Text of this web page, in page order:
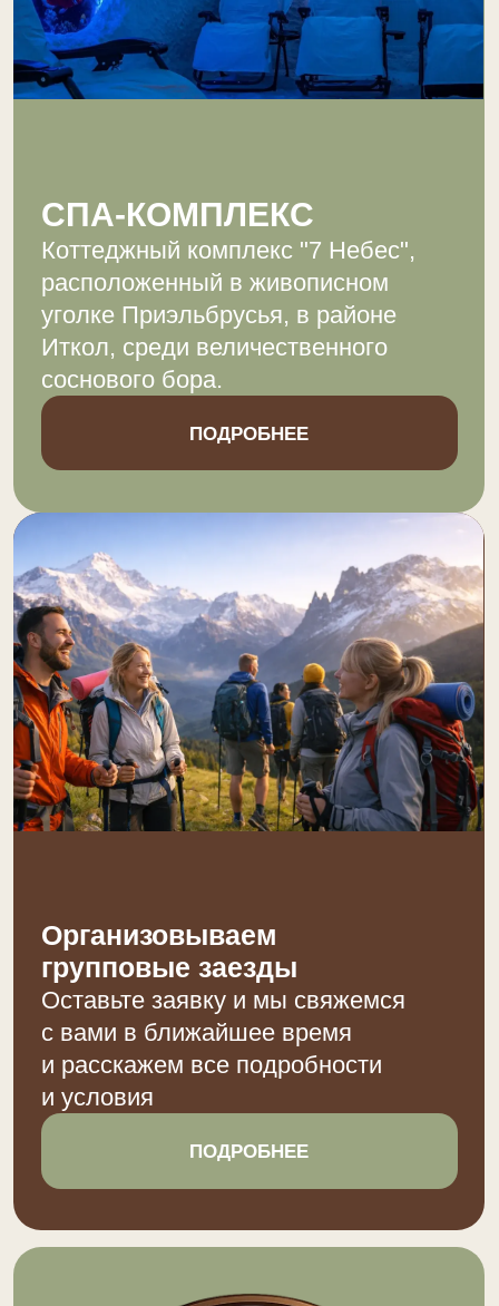
Любые вопросы ежедневно
с 8 – 22, МСК
Навигация
Главная
Наши объекты
Услуги
Отзывы
Бронирование
Дополнительно
Спа-Комплекс
Политика конфиденциальности